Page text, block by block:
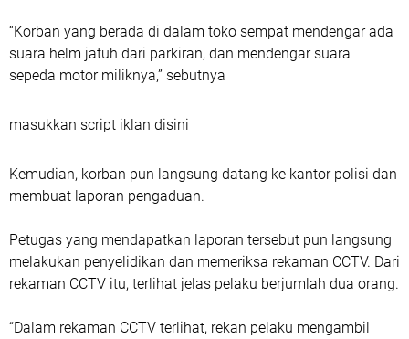
“Korban yang berada di dalam toko sempat mendengar ada
suara helm jatuh dari parkiran, dan mendengar suara
sepeda motor miliknya,” sebutnya
masukkan script iklan disini
Kemudian, korban pun langsung datang ke kantor polisi dan
membuat laporan pengaduan.
Petugas yang mendapatkan laporan tersebut pun langsung
melakukan penyelidikan dan memeriksa rekaman CCTV. Dari
rekaman CCTV itu, terlihat jelas pelaku berjumlah dua orang.
“Dalam rekaman CCTV terlihat, rekan pelaku mengambil